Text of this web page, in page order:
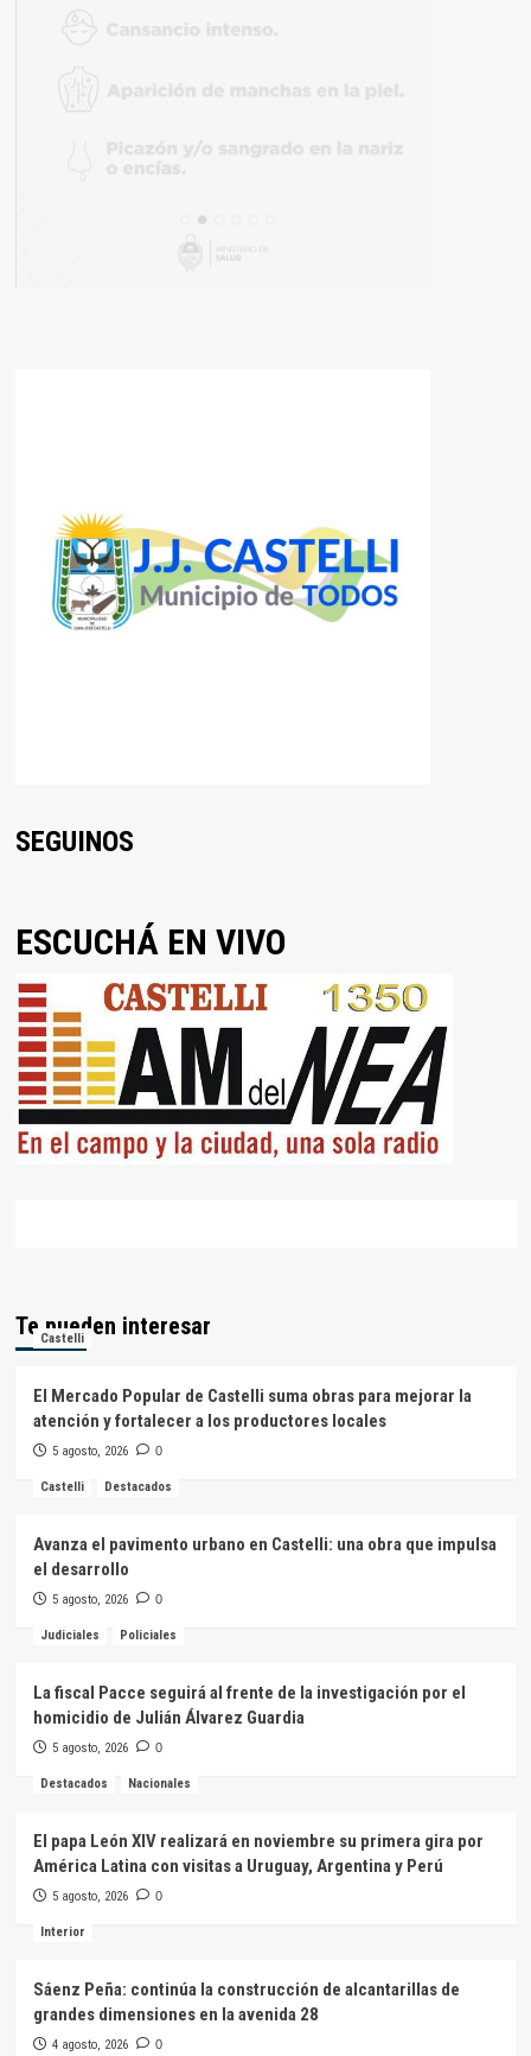
SEGUINOS
ESCUCHÁ EN VIVO
Te pueden interesar
Castelli
El Mercado Popular de Castelli suma obras para mejorar la
atención y fortalecer a los productores locales
5 agosto, 2026 0
Castelli Destacados
Avanza el pavimento urbano en Castelli: una obra que impulsa
el desarrollo
5 agosto, 2026 0
Judiciales Policiales
La fiscal Pacce seguirá al frente de la investigación por el
homicidio de Julián Álvarez Guardia
5 agosto, 2026 0
Destacados Nacionales
El papa León XIV realizará en noviembre su primera gira por
América Latina con visitas a Uruguay, Argentina y Perú
5 agosto, 2026 0
Interior
Sáenz Peña: continúa la construcción de alcantarillas de
grandes dimensiones en la avenida 28
4 agosto, 2026 0